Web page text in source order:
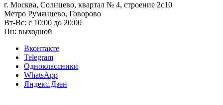
г. Москва, Солнцево, квартал № 4, строение 2с10
Метро Румянцево, Говорово
Вт-Вс: с 10:00 до 20:00
Пн: выходной
Вконтакте
Telegram
Одноклассники
WhatsApp
Яндекс.Дзен